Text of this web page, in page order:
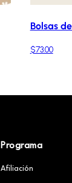
Bolsas
$73.00
Programa
Afiliación